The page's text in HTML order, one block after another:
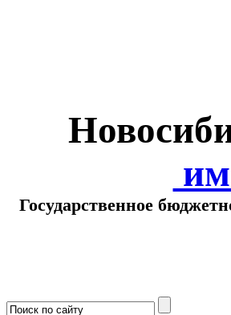
Государственное